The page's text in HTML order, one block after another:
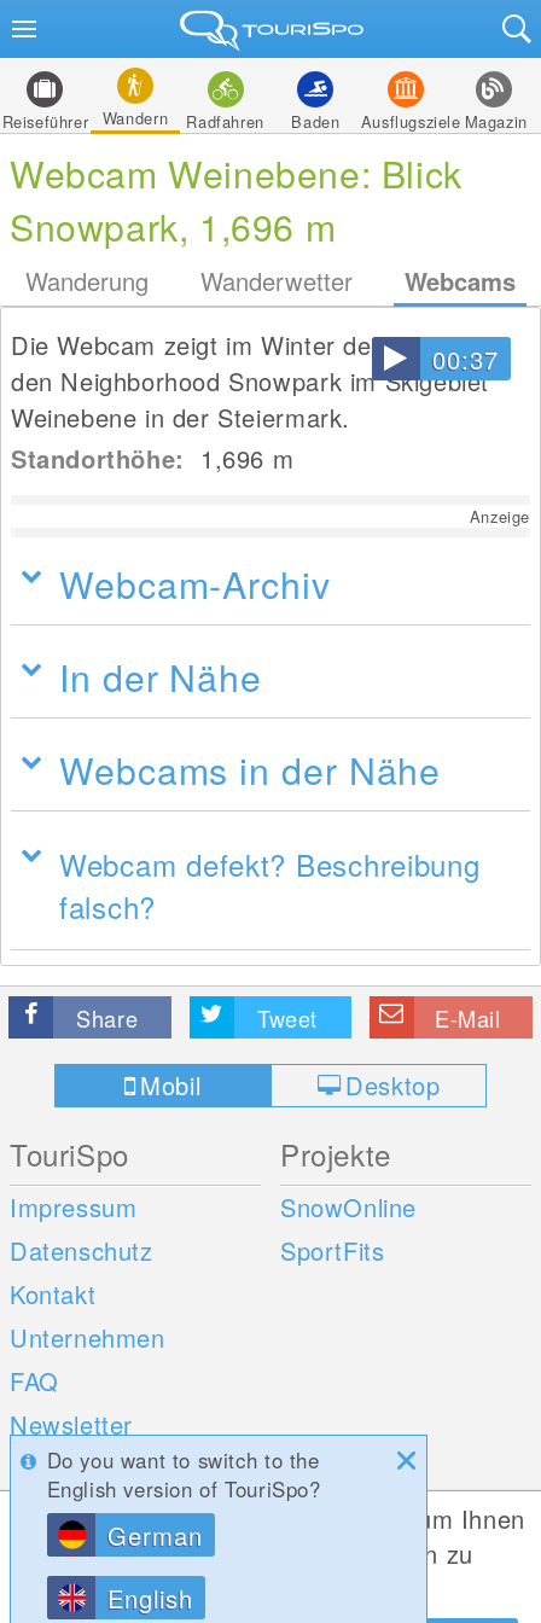
Reiseführer Wandern Radfahren Baden Ausflugsziele Magazin
Webcam Weinebene: Blick
Snowpark, 1,696 m
Wanderung Wanderwetter Webcams
00:37
Die Webcam zeigt im Winter den Blick auf
den Neighborhood Snowpark im Skigebiet
Weinebene in der Steiermark.
Standorthöhe: 1,696 m
Anzeige
Webcam-Archiv
In der Nähe
Webcams in der Nähe
Webcam defekt? Beschreibung
falsch?
Share Tweet E-Mail
Mobil Desktop
TouriSpo
Impressum
Datenschutz
Kontakt
Unternehmen
FAQ
Newsletter
Umfragen
Projekte
SnowOnline
SportFits
Mobile Apps Social Web
Do you want to switch to the
English version of TouriSpo?
German
English
Diese Website verwendet Cookies, um Ihnen
die bestmögliche Funktionalität bieten zu
können.